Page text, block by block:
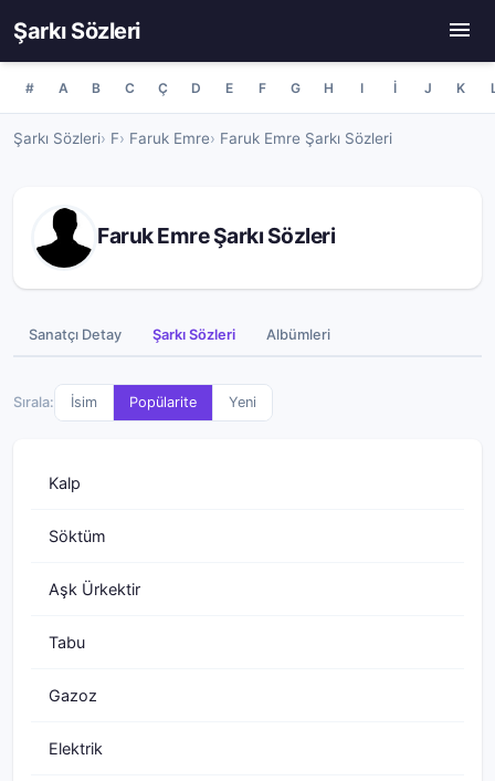
Şarkı Sözleri
# A B C Ç D E F G H I İ J K
Şarkı Sözleri F Faruk Emre Faruk Emre Şarkı Sözleri
Faruk Emre Şarkı Sözleri
Sanatçı Detay Şarkı Sözleri Albümleri
Sırala: İsim Popülarite Yeni
Kalp
Söktüm
Aşk Ürkektir
Tabu
Gazoz
Elektrik